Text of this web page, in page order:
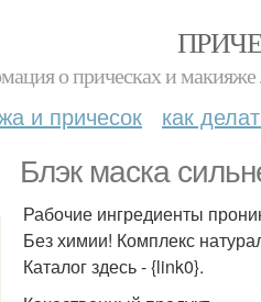
о прическах и
и причесок как
Блэк маска
Рабочие ингредиенты
Без химии! Комплекс
Каталог здесь - {link0}.